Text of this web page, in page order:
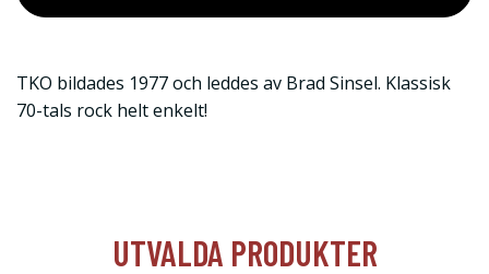
TKO bildades 1977 och leddes av Brad Sinsel. Klassisk
70-tals rock helt enkelt!
UTVALDA PRODUKTER